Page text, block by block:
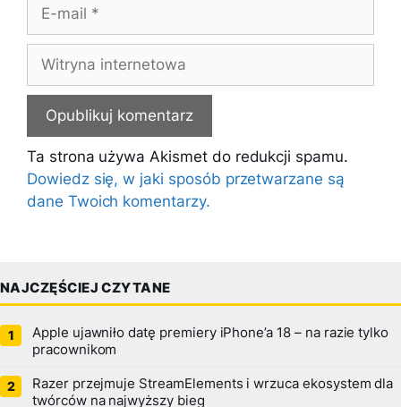
mail
internetowa
Ta strona używa Akismet do redukcji spamu.
Dowiedz się, w jaki sposób przetwarzane są
dane Twoich komentarzy.
NAJCZĘŚCIEJ CZYTANE
Apple ujawniło datę premiery iPhone’a 18 – na razie tylko
pracownikom
Razer przejmuje StreamElements i wrzuca ekosystem dla
twórców na najwyższy bieg